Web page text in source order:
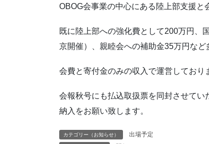
OBOG会事業の中心にある陸上部支援と
既に陸上部への強化費として200万円、
京開催）、親睦会への補助金35万円など
会費と寄付金のみの収入で運営しており
会報秋号にも払込取扱票を同封させて
納入をお願い致します。
カテゴリー（お知らせ）
出場予定